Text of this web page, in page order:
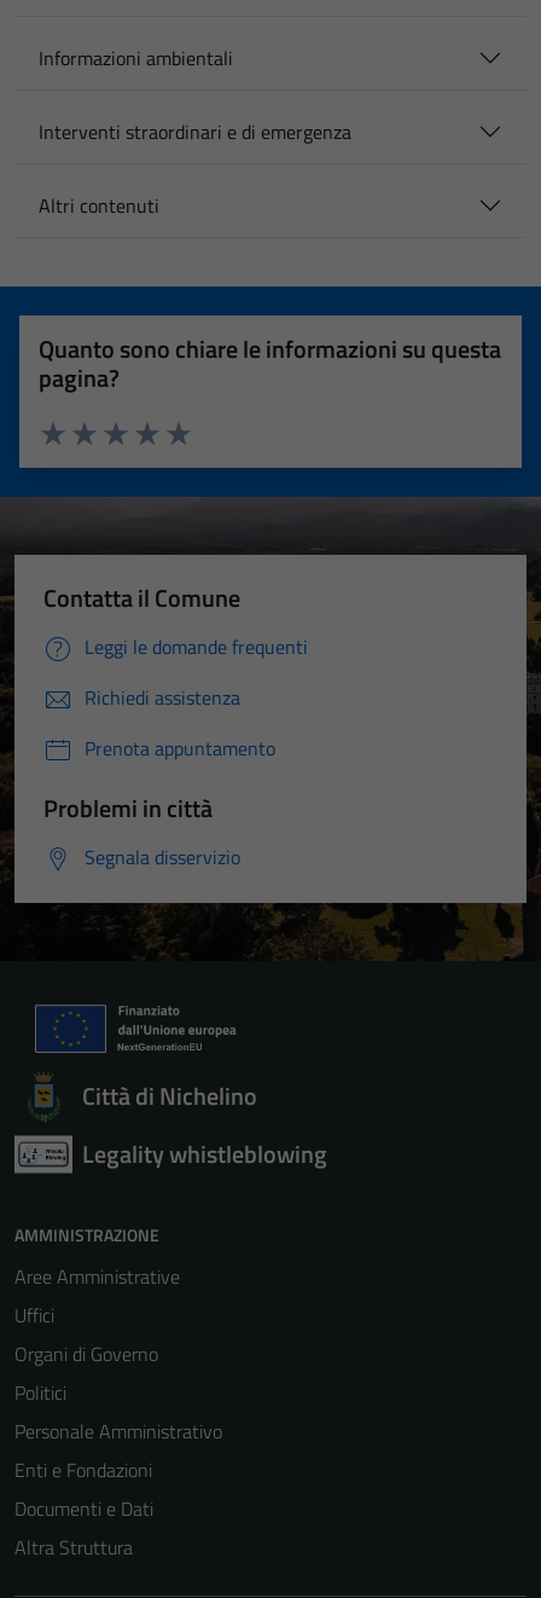
Informazioni ambientali
Interventi straordinari e di emergenza
Altri contenuti
Quanto sono chiare le informazioni su questa
pagina?
Valuta 5 stelle su 5
Valuta 4 stelle su 5
Valuta 3 stelle su 5
Valuta 2 stelle su 5
Valuta 1 stelle su 5
Contatta il Comune
Leggi le domande frequenti
Richiedi assistenza
Prenota appuntamento
Problemi in città
Segnala disservizio
Città di Nichelino
Legality whistleblowing
AMMINISTRAZIONE
Aree Amministrative
Uffici
Organi di Governo
Politici
Personale Amministrativo
Enti e Fondazioni
Documenti e Dati
Altra Struttura
Questi cookie
non raccolgono
informazioni